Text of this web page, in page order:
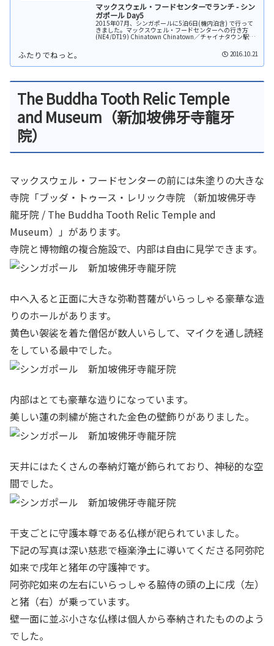
マックスウェル・フードセンターでランチ - シン
ガポール Day5
2015年07月、シンガポールに5泊6日(機内泊含) で行って
きました。マックスウェル・フードセンターへの行き方
(NE4/DT19) Chinatown Chinatown／チャイナタウン駅か
ら徒歩で約7分ほどのところにあります。今回は、ヒ...
2016.10.21
The Buddha Tooth Relic Temple
and Museum（新加坡佛牙寺龍牙
院）
マックスウェル・フードセンターの前には朱塗りの大きな
寺院「ブッダ・トゥース・レリック寺院 （新加坡佛牙寺
龍牙院 / The Buddha Tooth Relic Temple and
Museum）」があります。
寺院と博物館の複合施設で、内部は自由に見学できます。
中へ入ると正面に大きな弥勒菩薩がいらっしゃる豪華な造
りのホールがあります。
黄色い袈裟を着た僧侶が数人いらして、マイクを通し読経
をしている最中でした。
内部はとても豪華な造りになっています。
美しい蓮の刺繍が施された金色の壁飾りがありました。
天井にはたくさんの奉納灯篭が飾られており、神秘的な空
間でした。
干支ごとに守護本尊である仏様が祀られていました。
下記の写真は深い慈悲で極楽浄土に導いてくださる阿弥陀
如来で戌年と猪年の守護神です。
阿弥陀如来の左右にいらっしゃる脇侍の頭の上に戌（左）
と猪（右）が乗っています。
壁一面に並ぶ小さな仏様は個人から奉納されたもののよう
でした。